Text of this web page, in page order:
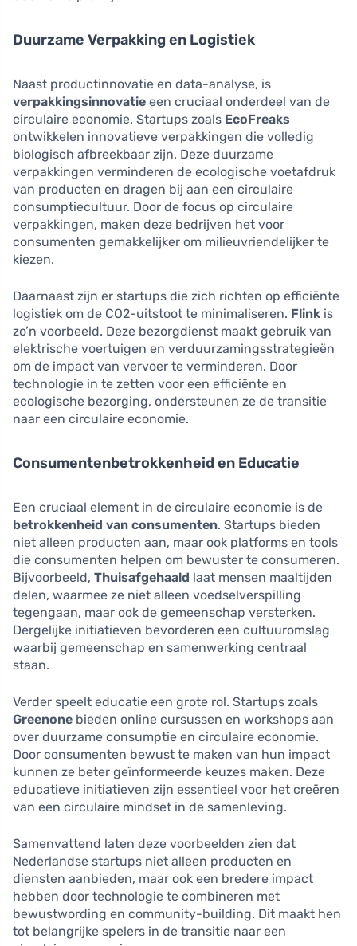
Duurzame Verpakking en Logistiek
Naast productinnovatie en data-analyse, is
verpakkingsinnovatie een cruciaal onderdeel van de
circulaire economie. Startups zoals EcoFreaks
ontwikkelen innovatieve verpakkingen die volledig
biologisch afbreekbaar zijn. Deze duurzame
verpakkingen verminderen de ecologische voetafdruk
van producten en dragen bij aan een circulaire
consumptiecultuur. Door de focus op circulaire
verpakkingen, maken deze bedrijven het voor
consumenten gemakkelijker om milieuvriendelijker te
kiezen.
Daarnaast zijn er startups die zich richten op efficiënte
logistiek om de CO2-uitstoot te minimaliseren. Flink is
zo’n voorbeeld. Deze bezorgdienst maakt gebruik van
elektrische voertuigen en verduurzamingsstrategieën
om de impact van vervoer te verminderen. Door
technologie in te zetten voor een efficiënte en
ecologische bezorging, ondersteunen ze de transitie
naar een circulaire economie.
Consumentenbetrokkenheid en Educatie
Een cruciaal element in de circulaire economie is de
betrokkenheid van consumenten. Startups bieden
niet alleen producten aan, maar ook platforms en tools
die consumenten helpen om bewuster te consumeren.
Bijvoorbeeld, Thuisafgehaald laat mensen maaltijden
delen, waarmee ze niet alleen voedselverspilling
tegengaan, maar ook de gemeenschap versterken.
Dergelijke initiatieven bevorderen een cultuuromslag
waarbij gemeenschap en samenwerking centraal
staan.
Verder speelt educatie een grote rol. Startups zoals
Greenone bieden online cursussen en workshops aan
over duurzame consumptie en circulaire economie.
Door consumenten bewust te maken van hun impact
kunnen ze beter geïnformeerde keuzes maken. Deze
educatieve initiatieven zijn essentieel voor het creëren
van een circulaire mindset in de samenleving.
Samenvattend laten deze voorbeelden zien dat
Nederlandse startups niet alleen producten en
diensten aanbieden, maar ook een bredere impact
hebben door technologie te combineren met
bewustwording en community-building. Dit maakt hen
tot belangrijke spelers in de transitie naar een